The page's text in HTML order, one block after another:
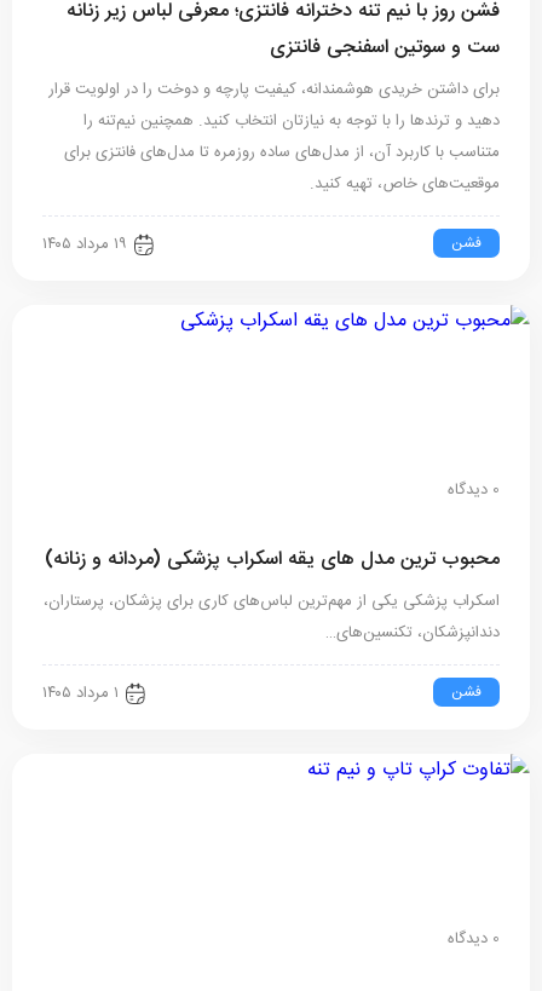
فشن روز با نیم تنه دخترانه فانتزی؛ معرفی لباس زیر زنانه
ست و سوتین اسفنجی فانتزی
برای داشتن خریدی هوشمندانه، کیفیت پارچه و دوخت را در اولویت قرار
دهید و ترندها را با توجه به نیازتان انتخاب کنید. همچنین نیم‌تنه را
متناسب با کاربرد آن، از مدل‌های ساده روزمره تا مدل‌های فانتزی برای
موقعیت‌های خاص، تهیه کنید.
فشن ۱۹ مرداد ۱۴۰۵
0 دیدگاه
محبوب ترین مدل های یقه اسکراب پزشکی (مردانه و زنانه)
اسکراب پزشکی یکی از مهم‌ترین لباس‌های کاری برای پزشکان، پرستاران،
دندانپزشکان، تکنسین‌های…
فشن ۱ مرداد ۱۴۰۵
0 دیدگاه